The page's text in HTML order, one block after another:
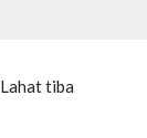
tiba